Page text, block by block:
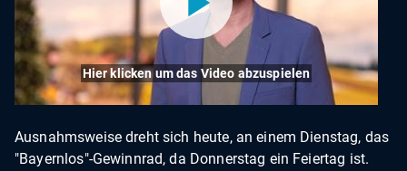
Hier klicken um das Video abzuspielen
Ausnahmsweise dreht sich heute, an einem Dienstag, das
"Bayernlos"-Gewinnrad, da Donnerstag ein Feiertag ist.